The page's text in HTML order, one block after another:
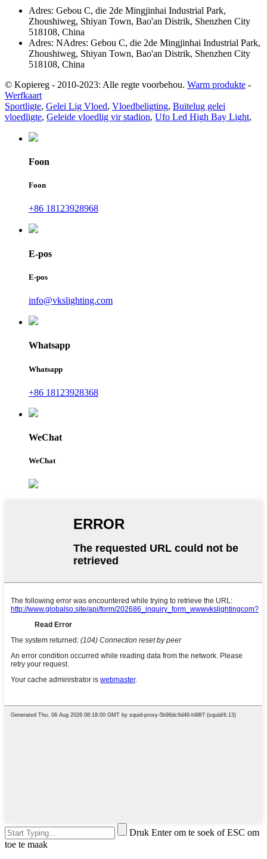
Adres: Gebou C, die 2de Mingjinhai Industrial Park,
Zhoushiweg, Shiyan Town, Bao'an Distrik, Shenzhen City
518108, China
Adres: NAdres: Gebou C, die 2de Mingjinhai Industrial Park,
Zhoushiweg, Shiyan Town, Bao'an Distrik, Shenzhen City
518108, China
© Kopiereg - 2010-2023: Alle regte voorbehou. Warm produkte -
Werfkaart
Sportligte, Gelei Lig Vloed, Vloedbeligting, Buitelug gelei
vloedligte, Geleide vloedlig vir stadion, Ufo Led High Bay Light,
Foon
Foon
+86 18123928968
E-pos
E-pos
info@vkslighting.com
Whatsapp
Whatsapp
+86 18123928368
WeChat
WeChat
Druk Enter om te soek of ESC om
toe te maak